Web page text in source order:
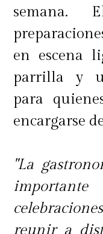
semana.
en escena
parrilla y
para
encargarse
"La
reunir a